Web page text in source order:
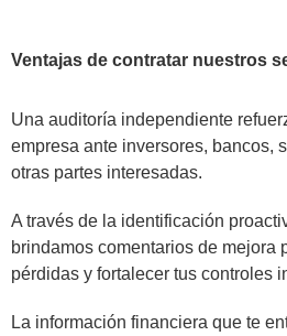
Ventajas de contratar nuestros
Una auditoría independiente
empresa ante inversores, bancos,
otras partes interesadas.
A través de la identificación
brindamos comentarios de mejora
pérdidas y fortalecer tus controles
La información financiera que te